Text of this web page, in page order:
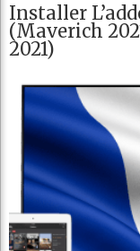
Installer
(Maverich
2021)